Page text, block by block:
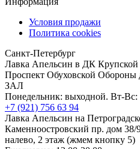
Условия продажи
Политика cookies
Санкт-Петербург
Лавка Апельсин в ДК Крупской
Проспект Обуховской
ЗАЛ
Понедельник: выходной. Вт-Вс:
+7 (921) 756 63 94
Лавка Апельсин на
Каменноостровский пр. дом 38/
налево, 2 этаж (жмем кнопку 5)